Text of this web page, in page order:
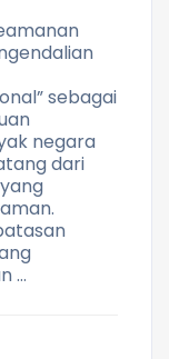
sebagai
negara
dari
…